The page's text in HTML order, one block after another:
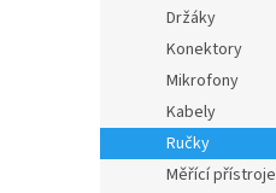
Držáky
Konektory
Mikrofony
Kabely
Ručky
Měřící přístroje